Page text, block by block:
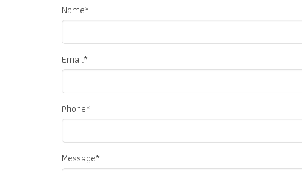
Name*
Email*
Phone*
Message*